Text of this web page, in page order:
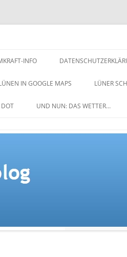
INFO
IN GOOGLE MAPS LÜNER
UND NUN: DAS WETTER…